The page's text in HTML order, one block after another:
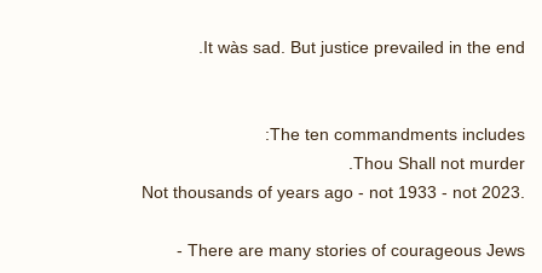
It wàs sad. But justice prevailed in the end.
The ten commandments includes:
Thou Shall not murder.
Not thousands of years ago - not 1933 - not 2023.
There are many stories of courageous Jews -